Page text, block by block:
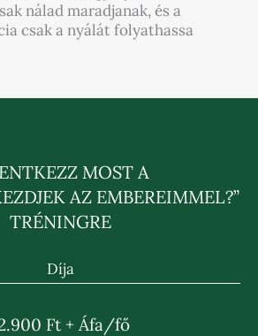
nálad maradjanak, és a
csak a nyálát folyathassa
MOST A
AZ EMBEREIMMEL?”
TRÉNINGRE
Díja
Ft + Áfa/fő